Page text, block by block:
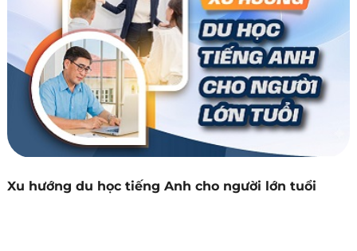
Xu hướng du học tiếng Anh cho người lớn tuổi